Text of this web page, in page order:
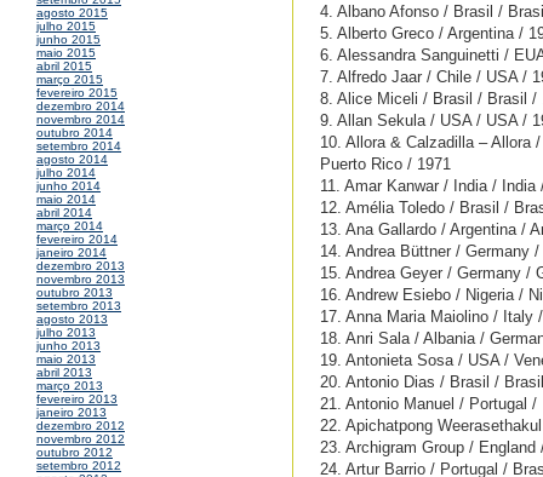
agosto 2015
julho 2015
junho 2015
maio 2015
abril 2015
março 2015
fevereiro 2015
dezembro 2014
novembro 2014
outubro 2014
setembro 2014
agosto 2014
julho 2014
junho 2014
maio 2014
abril 2014
março 2014
fevereiro 2014
janeiro 2014
dezembro 2013
novembro 2013
outubro 2013
setembro 2013
agosto 2013
julho 2013
junho 2013
maio 2013
abril 2013
março 2013
fevereiro 2013
janeiro 2013
dezembro 2012
novembro 2012
outubro 2012
setembro 2012
4. Albano Afonso / Brasil /
5. Alberto Greco / Argentina /
6. Alessandra Sanguinetti /
7. Alfredo Jaar / Chile / USA /
8. Alice Miceli / Brasil / Brasil /
9. Allan Sekula / USA / USA /
10. Allora & Calzadilla – Allora
Puerto Rico / 1971
11. Amar Kanwar / India / India
12. Amélia Toledo / Brasil /
13. Ana Gallardo / Argentina /
14. Andrea Büttner / Germany
15. Andrea Geyer / Germany /
16. Andrew Esiebo / Nigeria /
17. Anna Maria Maiolino / Italy
18. Anri Sala / Albania /
19. Antonieta Sosa / USA /
20. Antonio Dias / Brasil /
21. Antonio Manuel / Portugal /
22. Apichatpong
23. Archigram Group / England
24. Artur Barrio / Portugal /